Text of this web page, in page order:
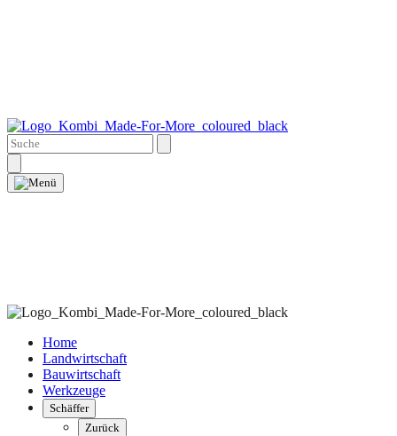
Home
Landwirtschaft
Bauwirtschaft
Werkzeuge
Schäffer
Zurück